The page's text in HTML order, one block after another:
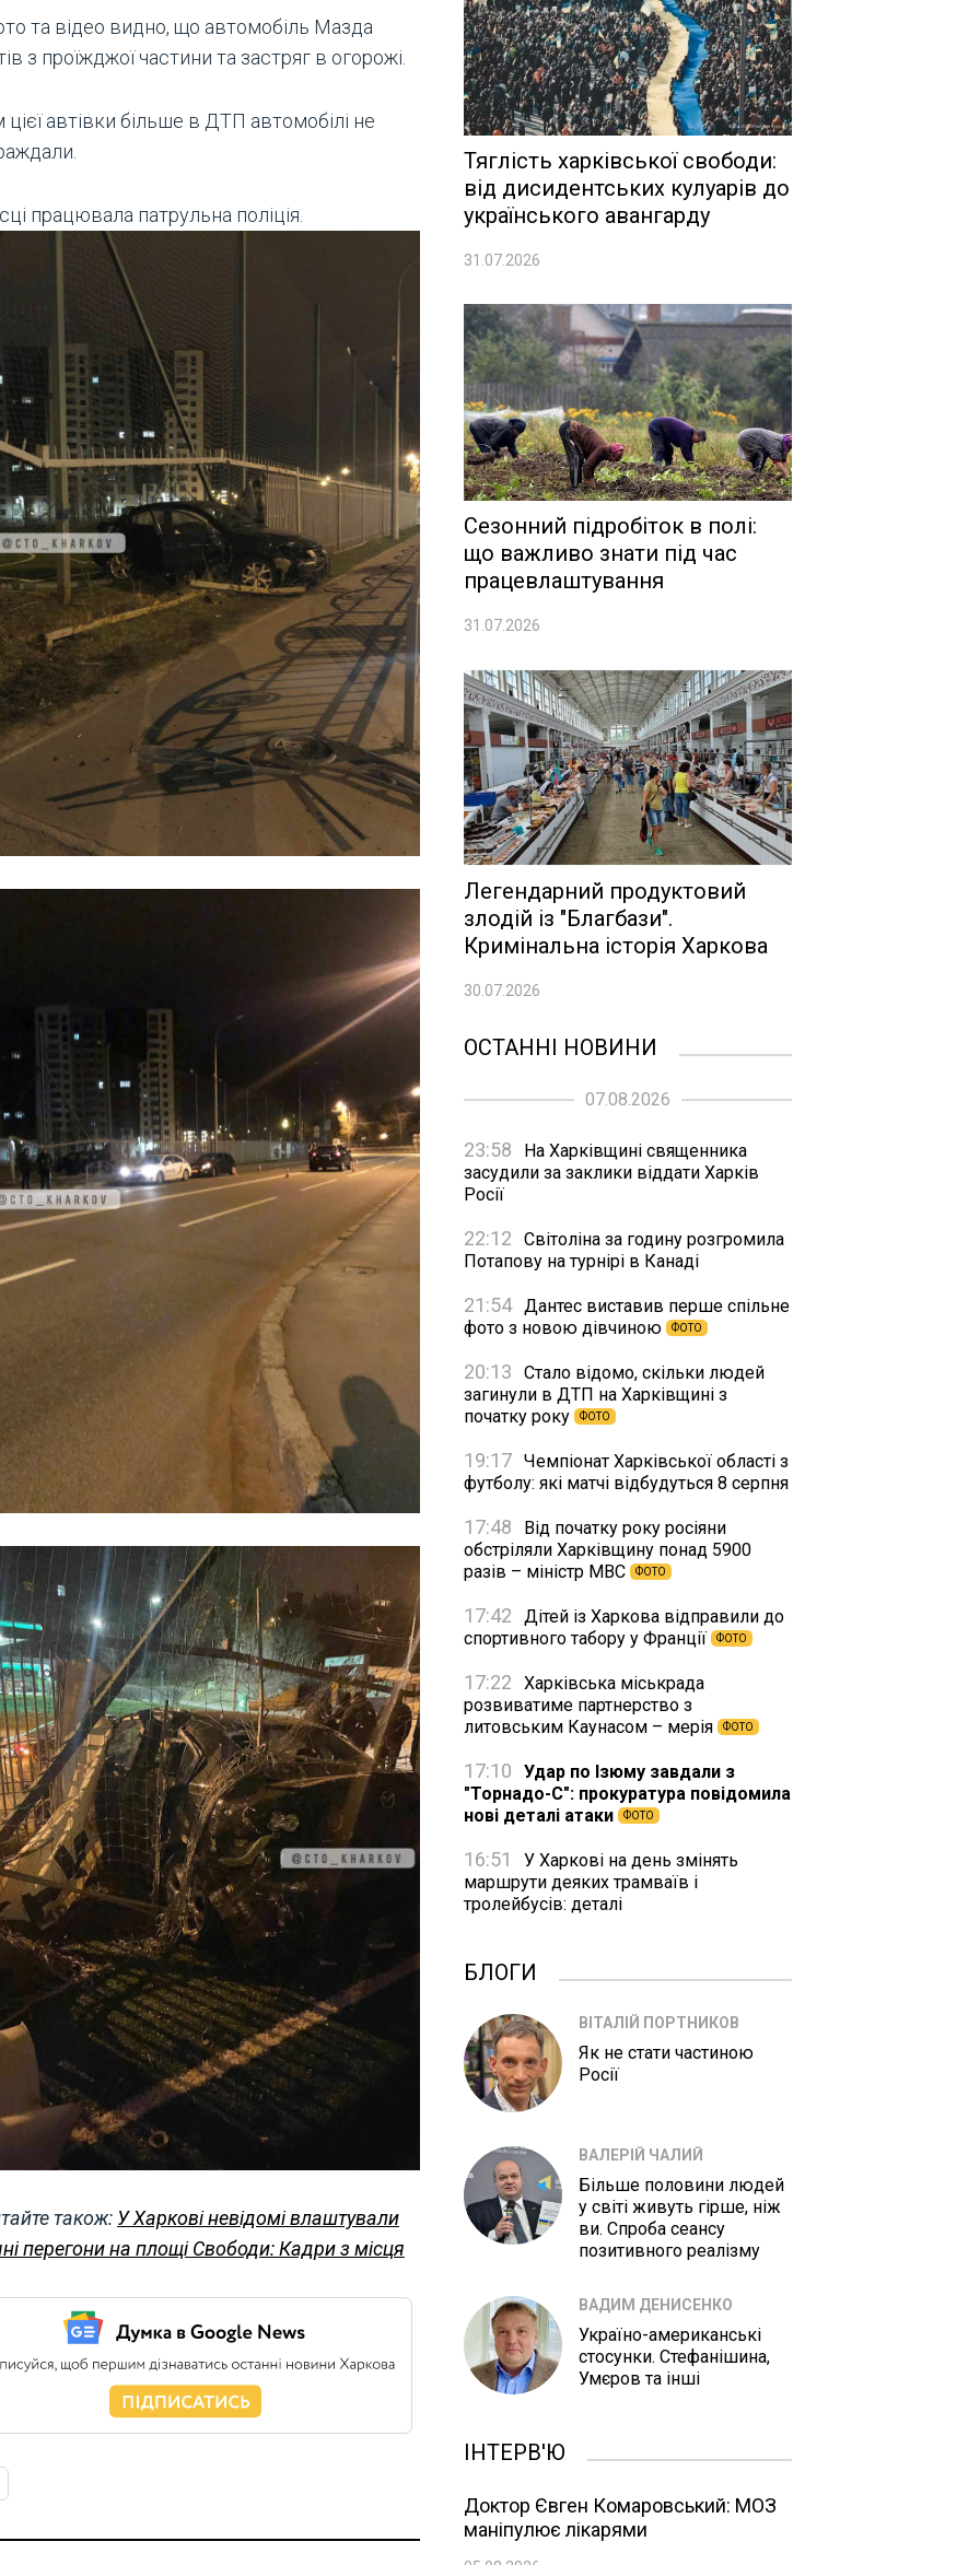
та відео видно, що автомобіль Мазда
з проїжджої частини та застряг в огорожі.
цієї автівки більше в ДТП автомобілі не
працювала патрульна поліція.
також: У Харкові невідомі влаштували
перегони на площі Свободи: Кадри з місця
Тяглість харківської свободи:
від дисидентських кулуарів до
українського авангарду
31.07.2026
Сезонний підробіток в полі:
що важливо знати під час
працевлаштування
31.07.2026
Легендарний продуктовий
злодій із "Благбази".
Кримінальна історія Харкова
30.07.2026
ОСТАННІ НОВИНИ
07.08.2026
23:58
На Харківщині священника
засудили за заклики віддати Харків
Росії
22:12
Світоліна за годину розгромила
Потапову на турнірі в Канаді
21:54 Дантес виставив перше спільне
фото з новою дівчиною
ФОТО
20:13
Стало відомо, скільки людей
загинули в ДТП на Харківщині з
початку року
ФОТО
19:17 Чемпіонат Харківської області з
футболу: які матчі відбудуться 8 серпня
17:48
Від початку року росіяни
обстріляли Харківщину понад 5900
разів – міністр МВС
ФОТО
17:42
Дітей із Харкова відправили до
спортивного табору у Франції
ФОТО
17:22
Харківська міськрада
розвиватиме партнерство з
литовським Каунасом – мерія
ФОТО
17:10
Удар по Ізюму завдали з
"Торнадо-С": прокуратура повідомила
нові деталі атаки
ФОТО
16:51
У Харкові на день змінять
маршрути деяких трамваїв і
тролейбусів: деталі
БЛОГИ
ВІТАЛІЙ ПОРТНИКОВ
Як не стати частиною
Росії
ВАЛЕРІЙ ЧАЛИЙ
Більше половини людей
у світі живуть гірше, ніж
ви. Спроба сеансу
позитивного реалізму
ВАДИМ ДЕНИСЕНКО
Україно-американські
стосунки. Стефанішина,
Умєров та інші
ІНТЕРВ'Ю
Доктор Євген Комаровський: МОЗ
маніпулює лікарями